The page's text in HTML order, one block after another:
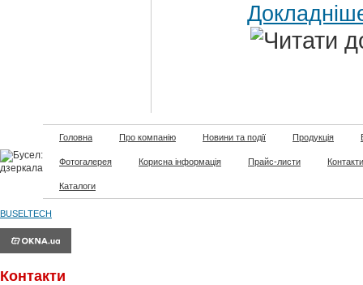
Головна Про компанію Новини та події Продукція
Фотогалерея Корисна інформація Прайс-листи Контакти
Каталоги
BUSELTECH
Контакти